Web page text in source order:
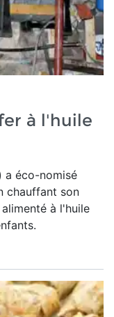
à l'huile
a éco-nomisé
chauffant son
à l'huile